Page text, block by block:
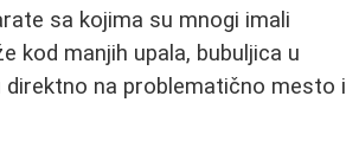
sa kojima su mnogi imali
kod manjih upala, bubuljica u
direktno na problematično mesto i